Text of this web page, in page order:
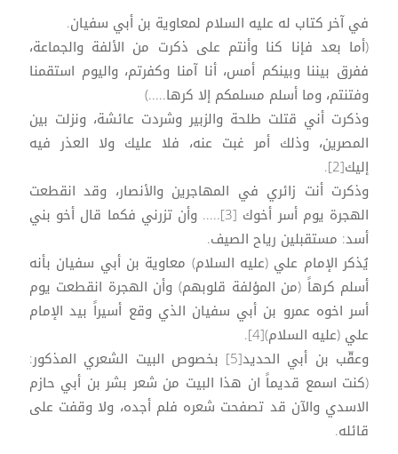
في آخر كتاب له عليه السلام لمعاوية بن أبي سفيان.
(أما بعد فإنا كنا وأنتم على ذكرت من الألفة والجماعة،
ففرق بيننا وبينكم أمس، أنا آمنا وكفرتم، واليوم استقمنا
وفتنتم، وما أسلم مسلمكم إلا كرها.....)
وذكرت أني قتلت طلحة والزبير وشردت عائشة، ونزلت بين
المصرين، وذلك أمر غبت عنه، فلا عليك ولا العذر فيه
إليك[2].
وذكرت أنت زائري في المهاجرين والأنصار، وقد انقطعت
الهجرة يوم أسر أخوك [3]..... وأن تزرني فكما قال أخو بني
أسد: مستقبلين رياح الصيف.
يُذكر الإمام علي (عليه السلام) معاوية بن أبي سفيان بأنه
أسلم كرهاً (من المؤلفة قلوبهم) وأن الهجرة انقطعت يوم
أسر اخوه عمرو بن أبي سفيان الذي وقع أسيراً بيد الإمام
علي (عليه السلام)[4].
وعقّب بن أبي الحديد[5] بخصوص البيت الشعري المذكور:
(كنت اسمع قديماً ان هذا البيت من شعر بشر بن أبي حازم
الاسدي والآن قد تصفحت شعره فلم أجده، ولا وقفت على
قائله.